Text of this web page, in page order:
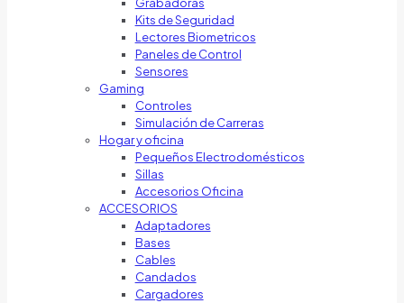
Kits de Seguridad
Lectores Biometricos
Paneles de Control
Sensores
Gaming
Controles
Simulación de Carreras
Hogar y oficina
Pequeños Electrodomésticos
Sillas
Accesorios Oficina
ACCESORIOS
Adaptadores
Bases
Cables
Candados
Cargadores